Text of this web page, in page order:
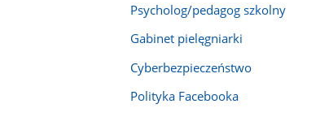
Psycholog/pedagog szkolny
Gabinet pielęgniarki
Cyberbezpieczeństwo
Polityka Facebooka